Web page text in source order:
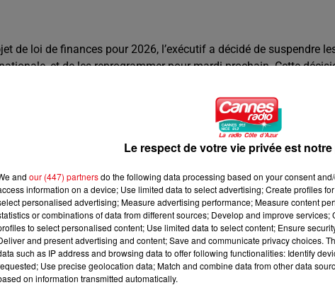
de loi de finances pour 2026, l’exécutif a décidé de suspendre
et de les reprogrammer pour mardi prochain. Cette
accord majoritaire est difficile à atteindre et que le texte ne peut
voies constitutionnelles (comme l’article 49.3 ou la voie des
ce qui alimente les tensions entre la majorité et les
Le respect de votre vie privée est
and our (447) partnersdo the following data processing based on your consent
information on a device; Use limited data to select advertising; Create profiles
personalised advertising; Measure advertising performance; Measure content
or combinations of data from different sources; Develop and improve
to select personalised content; Use limited data to select content; Ensure
and present advertising and content; Save and communicate privacy choices.
such as IP address and browsing data to offer following functionalities: Identify
Use precise geolocation data; Match and combine data from other data
on information transmitted automatically.